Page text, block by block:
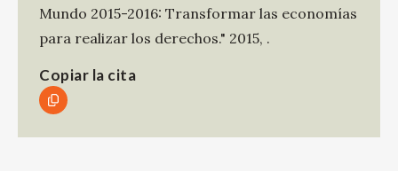
Mundo 2015-2016: Transformar las economías
para realizar los derechos." 2015, .
Copiar la cita